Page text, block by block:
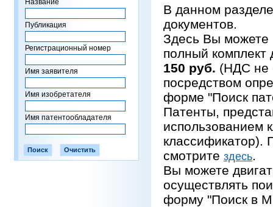
Название
Публикация
Регистрационный номер
Имя заявителя
Имя изобретателя
Имя патентообладателя
В данном
документов.
Здесь Вы можете
полный комплект
150 руб. (НДС не
посредством
форме "Поиск
Патенты,
использованием
классификатор).
смотрите здесь.
Вы можете
осуществлять
форму "Поиск в